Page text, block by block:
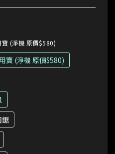
寶 (淨機 原價$580)
寶 (淨機 原價$580)
鋸